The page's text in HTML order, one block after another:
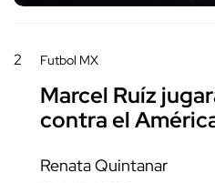
2 Futbol MX
Marcel Ruíz
contra el
Renata Quintanar